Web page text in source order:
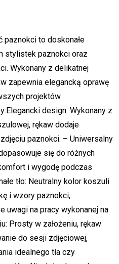
paznokci to doskonałe
stylistek paznokci oraz
Wykonany z delikatnej
zapewnia elegancką oprawę
projektów
design: Wykonany z
rękaw dodaje
paznokci. – Uniwersalny
się do różnych
i wygodę podczas
tło: Neutralny kolor koszuli
i wzory paznokci,
uwagi na pracy wykonanej na
Prosty w założeniu, rękaw
do sesji zdjęciowej,
idealnego tła czy